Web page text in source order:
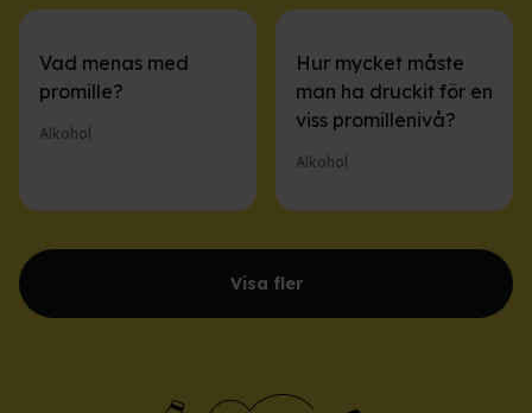
Vad menas med
promille?
Alkohol
Hur mycket måste
man ha druckit för en
viss promillenivå?
Alkohol
Visa fler